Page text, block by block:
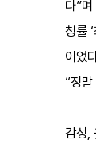
다”
청률
이었
“정
감성,